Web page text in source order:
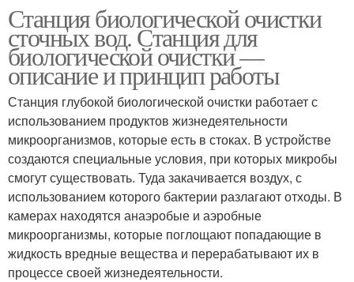
Станция биологической очистки
сточных вод. Станция для
биологической очистки —
описание и принцип работы
Станция глубокой биологической очистки работает с
использованием продуктов жизнедеятельности
микроорганизмов, которые есть в стоках. В устройстве
создаются специальные условия, при которых микробы
смогут существовать. Туда закачивается воздух, с
использованием которого бактерии разлагают отходы. В
камерах находятся анаэробые и аэробные
микроорганизмы, которые поглощают попадающие в
жидкость вредные вещества и перерабатывают их в
процессе своей жизнедеятельности.